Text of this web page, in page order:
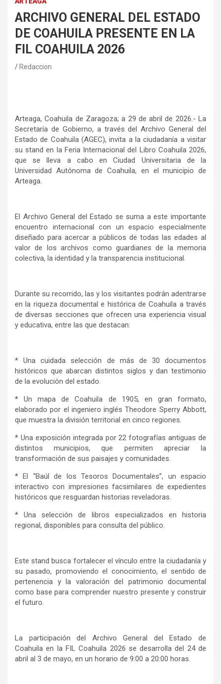
ARCHIVO GENERAL DEL ESTADO
DE COAHUILA PRESENTE EN LA
FIL COAHUILA 2026
Redaccion
Arteaga, Coahuila de Zaragoza; a 29 de abril de 2026.- La
Secretaría de Gobierno, a través del Archivo General del
Estado de Coahuila (AGEC), invita a la ciudadanía a visitar
su stand en la Feria Internacional del Libro Coahuila 2026,
que se lleva a cabo en Ciudad Universitaria de la
Universidad Autónoma de Coahuila, en el municipio de
Arteaga.
El Archivo General del Estado se suma a este importante
encuentro internacional con un espacio especialmente
diseñado para acercar a públicos de todas las edades al
valor de los archivos como guardianes de la memoria
colectiva, la identidad y la transparencia institucional.
Durante su recorrido, las y los visitantes podrán adentrarse
en la riqueza documental e histórica de Coahuila a través
de diversas secciones que ofrecen una experiencia visual
y educativa, entre las que destacan:
* Una cuidada selección de más de 30 documentos
históricos que abarcan distintos siglos y dan testimonio
de la evolución del estado.
* Un mapa de Coahuila de 1905, en gran formato,
elaborado por el ingeniero inglés Theodore Sperry Abbott,
que muestra la división territorial en cinco regiones.
* Una exposición integrada por 22 fotografías antiguas de
distintos municipios, que permiten apreciar la
transformación de sus paisajes y comunidades.
* El “Baúl de los Tesoros Documentales”, un espacio
interactivo con impresiones facsimilares de expedientes
históricos que resguardan historias reveladoras.
* Una selección de libros especializados en historia
regional, disponibles para consulta del público.
Este stand busca fortalecer el vínculo entre la ciudadanía y
su pasado, promoviendo el conocimiento, el sentido de
pertenencia y la valoración del patrimonio documental
como base para comprender nuestro presente y construir
el futuro.
La participación del Archivo General del Estado de
Coahuila en la FIL Coahuila 2026 se desarrolla del 24 de
abril al 3 de mayo, en un horario de 9:00 a 20:00 horas.